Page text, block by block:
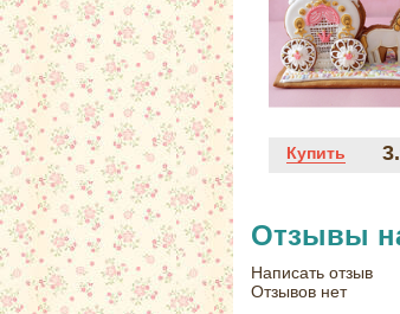
Купить
Отзывы
Написать отзыв
Отзывов нет